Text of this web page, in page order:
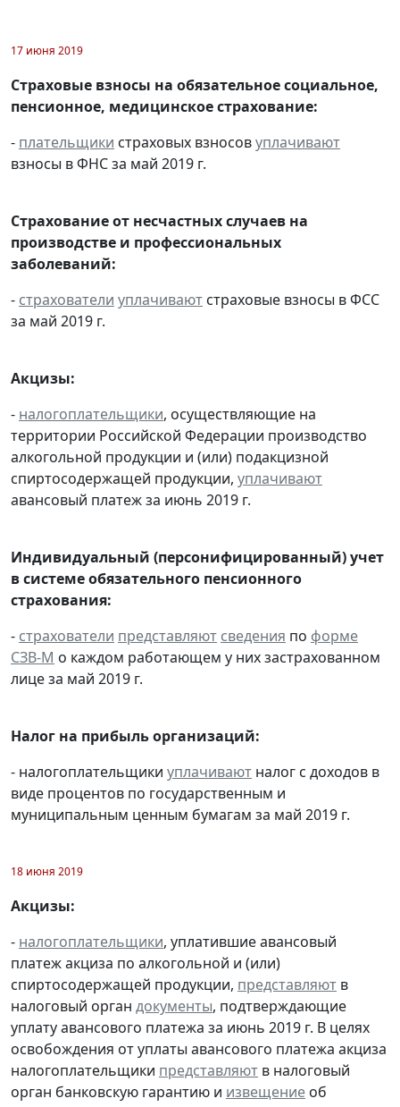
17 июня 2019
Страховые взносы на обязательное социальное,
пенсионное, медицинское страхование:
- плательщики страховых взносовуплачивают
взносы в ФНС за май 2019 г.
Страхование от несчастных случаев на
производстве и профессиональных
заболеваний:
- страхователи уплачивают страховые взносы в ФСС
за май 2019 г.
Акцизы:
- налогоплательщики, осуществляющие на
территории Российской Федерации производство
алкогольной продукции и (или) подакцизной
спиртосодержащей продукции, уплачивают
авансовый платеж за июнь 2019 г.
Индивидуальный (персонифицированный) учет
в системе обязательного пенсионного
страхования:
- страхователи представляют сведения по форме
СЗВ-М о каждом работающем у них застрахованном
лице за май 2019 г.
Налог на прибыль организаций:
- налогоплательщики уплачивают налог с доходов в
виде процентов по государственным и
муниципальным ценным бумагам за май 2019 г.
18 июня 2019
Акцизы:
- налогоплательщики, уплатившие авансовый
платеж акциза по алкогольной и (или)
спиртосодержащей продукции, представляют в
налоговый орган документы, подтверждающие
уплату авансового платежа за июнь 2019 г. В целях
освобождения от уплаты авансового платежа акциза
налогоплательщики представляют в налоговый
орган банковскую гарантию и извещение об